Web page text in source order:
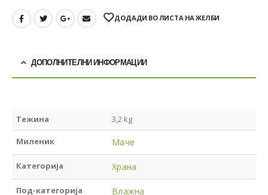
ДОДАДИ ВО ЛИСТА НА ЖЕЛБИ
ДОПОЛНИТЕЛНИ ИНФОРМАЦИИ
Тежина 3,2 kg
Миленик Маче
Категорија Храна
Под-категорија Влажна